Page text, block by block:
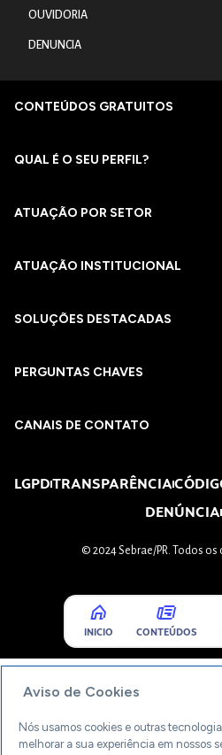
OUVIDORIA
DENUNCIA
CONTEÚDOS GRATUITOS
QUAL É O SEU PERFIL?
ATUAÇÃO POR SETOR
ATUAÇÃO INSTITUCIONAL
SOLUÇÕES DESTACADAS
PERGUNTAS CHAVES​
CANAIS DE CONTATO
LGPDTRANSPARÊNCIA
DENÚNCIA
© 2024 Sebrae/PR. Todos
INICIO CONTEÚDOS
Aviso de Cookies
Nós usamos cookies e outras
melhorar a sua experiência em nossos